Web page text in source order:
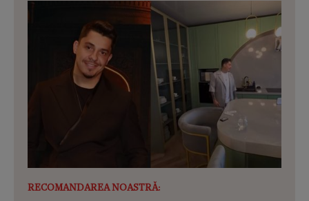
RECOMANDAREA NOASTRĂ: